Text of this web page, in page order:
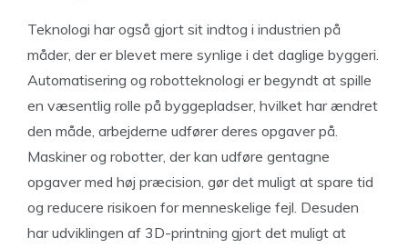
Teknologi har også gjort sit indtog i industrien på
måder, der er blevet mere synlige i det daglige byggeri.
Automatisering og robotteknologi er begyndt at spille
en væsentlig rolle på byggepladser, hvilket har ændret
den måde, arbejderne udfører deres opgaver på.
Maskiner og robotter, der kan udføre gentagne
opgaver med høj præcision, gør det muligt at spare tid
og reducere risikoen for menneskelige fejl. Desuden
har udviklingen af 3D-printning gjort det muligt at